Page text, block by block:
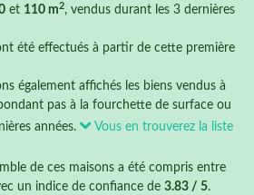
et 110 m2, vendus durant les 3 dernières
été effectués à partir de cette première
également affichés les biens vendus à
pas à la fourchette de surface ou
années.
Vous en trouverez la liste
de ces maisons a été compris entre
un indice de confiance de 3.83 / 5.